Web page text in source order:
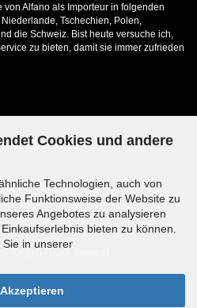
Cookies und andere
Technologien, auch von
Funktionsweise der Website zu
Angebotes zu analysieren
bieten zu können.
in unserer
Alfano als Importeur in folgenden
Tschechien, Polen,
die Schweiz. Bist heute versuche ich,
zu bieten, damit sie immer zufrieden
(Track Service)